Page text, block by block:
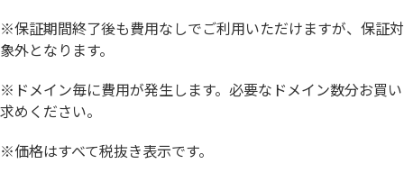
※保証期間終了後も費用なしでご利用いただけますが、保証対
象外となります。
※ドメイン毎に費用が発生します。必要なドメイン数分お買い
求めください。
※価格はすべて税抜き表示です。